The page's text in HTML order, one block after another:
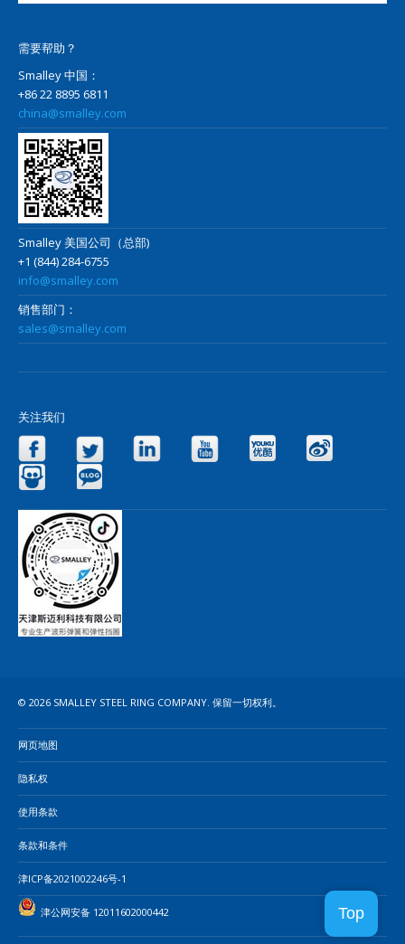
需要帮助？
Smalley 中国：
+86 22 8895 6811
china@smalley.com
Smalley 美国公司（总部)
+1 (844) 284-6755
info@smalley.com
销售部门：
sales@smalley.com
关注我们
Facebook Twitter LinkedIn YouTube
© 2026 SMALLEY STEEL RING COMPANY. 保留一切权利。
网页地图
隐私权
使用条款
条款和条件
津ICP备2021002246号-1
津公网安备 12011602000442 Top